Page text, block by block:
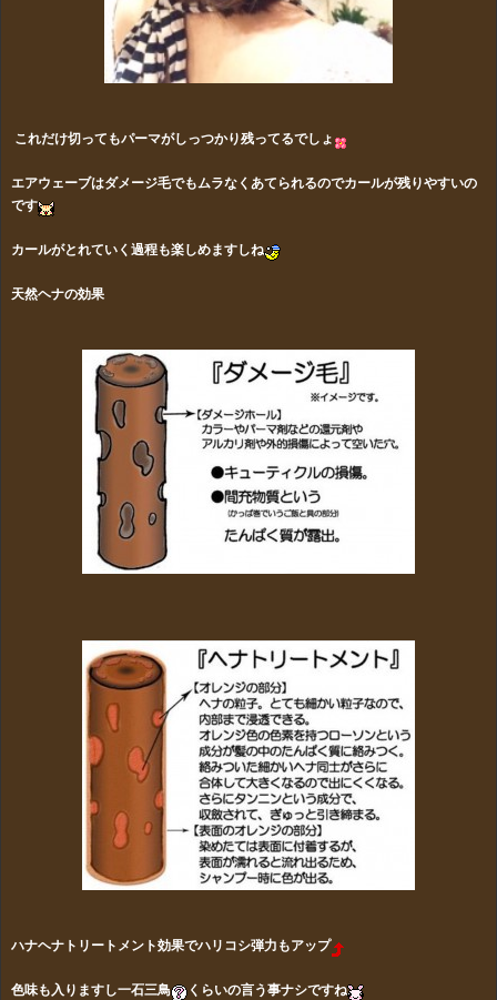
これだけ切ってもパーマがしっつかり残ってるでしょ
エアウェーブはダメージ毛でもムラなくあてられるのでカールが残りやすいの
です
カールがとれていく過程も楽しめますしね
天然ヘナの効果
ハナヘナトリートメント効果でハリコシ弾力もアップ
色味も入りますし一石三鳥 くらいの言う事ナシですね